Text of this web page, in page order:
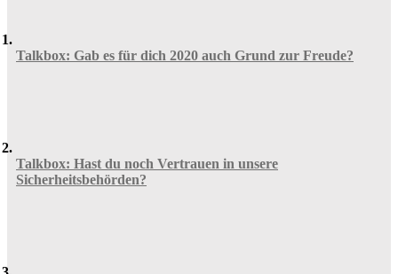
Talkbox: Gab es für dich 2020 auch Grund zur Freude?
Talkbox: Hast du noch Vertrauen in unsere
Sicherheitsbehörden?